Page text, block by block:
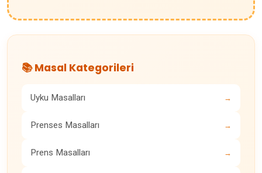
📚 Masal Kategorileri
Uyku Masalları →
Prenses Masalları →
Prens Masalları →